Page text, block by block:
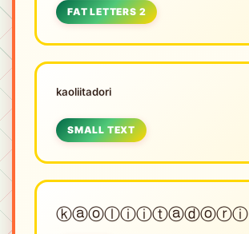
FAT LETTERS 2
ᵏᵃᵒˡⁱⁱᵗᵃᵈᵒʳⁱ
SMALL TEXT
ⓚⓐⓞⓛⓘⓘⓣⓐⓓⓞⓡⓘ